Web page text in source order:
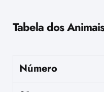
Tabela dos Animais
Número